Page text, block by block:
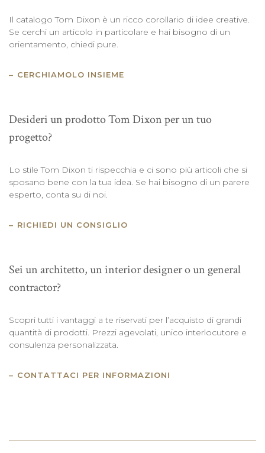
Il catalogo Tom Dixon è un ricco corollario di idee creative.
Se cerchi un articolo in particolare e hai bisogno di un
orientamento, chiedi pure.
CERCHIAMOLO INSIEME
Desideri un prodotto Tom Dixon per un tuo
progetto?
Lo stile Tom Dixon ti rispecchia e ci sono più articoli che si
sposano bene con la tua idea. Se hai bisogno di un parere
esperto, conta su di noi.
RICHIEDI UN CONSIGLIO
Sei un architetto, un interior designer o un general
contractor?
Scopri tutti i vantaggi a te riservati per l’acquisto di grandi
quantità di prodotti. Prezzi agevolati, unico interlocutore e
consulenza personalizzata.
CONTATTACI PER INFORMAZIONI